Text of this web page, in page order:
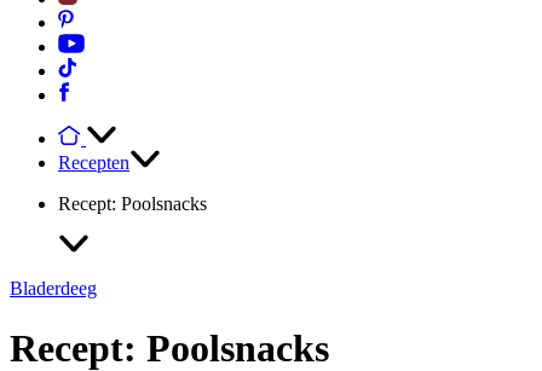
Recepten
Recept: Poolsnacks
Bladerdeeg
Recept: Poolsnacks